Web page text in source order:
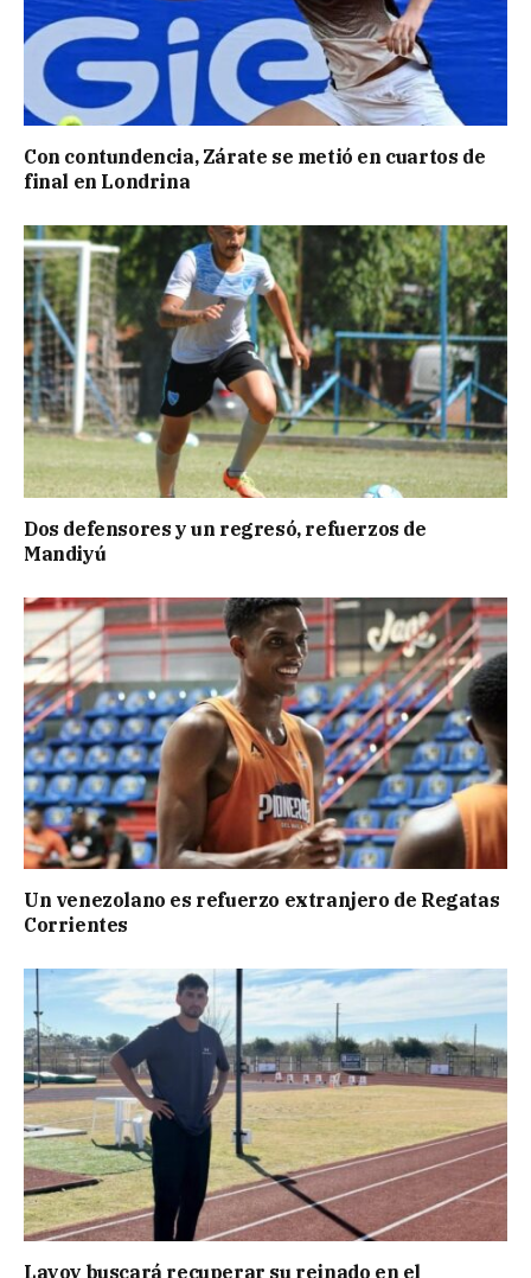
Con contundencia, Zárate se metió en cuartos de
final en Londrina
Dos defensores y un regresó, refuerzos de
Mandiyú
Un venezolano es refuerzo extranjero de Regatas
Corrientes
Layoy buscará recuperar su reinado en el